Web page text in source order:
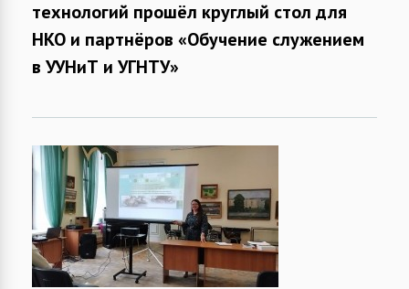
технологий прошёл круглый стол для
НКО и партнёров «Обучение служением
в УУНиТ и УГНТУ»